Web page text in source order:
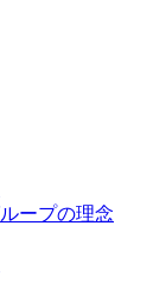
ープの理念